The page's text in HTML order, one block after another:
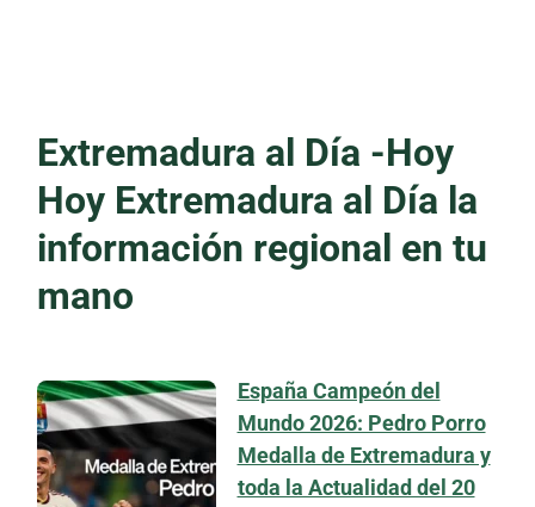
Extremadura al Día -Hoy
Hoy Extremadura al Día la
información regional en tu
mano
España Campeón del
Mundo 2026: Pedro Porro
Medalla de Extremadura y
toda la Actualidad del 20